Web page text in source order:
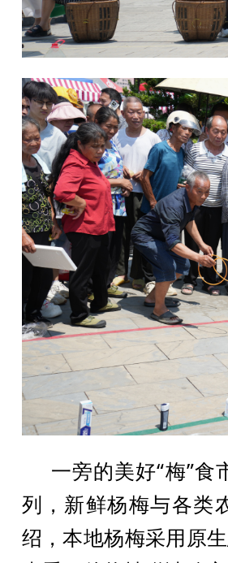
一旁的美好“梅”食
列，新鲜杨梅与各类
绍，本地杨梅采用原